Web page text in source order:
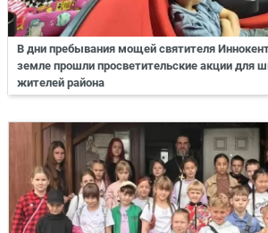
В дни пребывания мощей святителя
земле прошли просветительские акции для
жителей района